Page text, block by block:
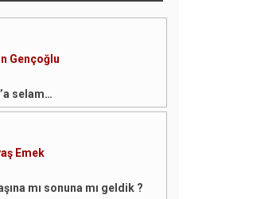
Gençoğlu
selam…
Emek
mı sonuna mı geldik ?